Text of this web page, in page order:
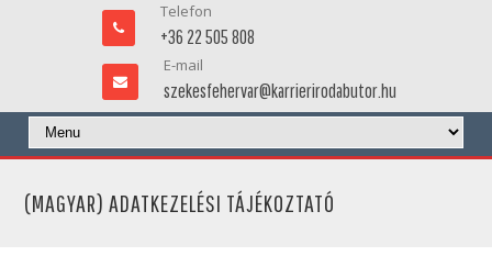
Telefon
+36 22 505 808
E-mail
szekesfehervar@karrierirodabutor.hu
(MAGYAR) ADATKEZELÉSI TÁJÉKOZTATÓ